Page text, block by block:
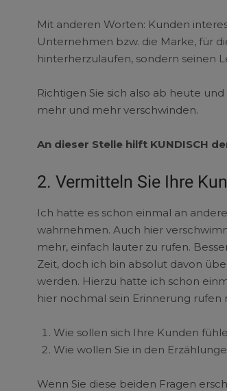
Mit anderen Worten: Kunden
Unternehmen bzw. die Marke, für
hinterherzulaufen, sondern seinen
Richtigen Sie sich also ab heute
mehr und mehr verschwinden.
An dieser Stelle hilft KUNDISCH
2. Vermitteln Sie Ihre
Ich hatte es schon einmal an
wahrnehmen. Auch hier
mehr, einfach lauter zu rufen.
Zeit, doch ich bin absolut davon
werden. Hierzu hatte ich schon
hier nochmal sein Erinnerung rufen
Wie sollen sich Ihre Kunden
Wie wollen Sie in den
Wenn Sie diese beiden Fragen